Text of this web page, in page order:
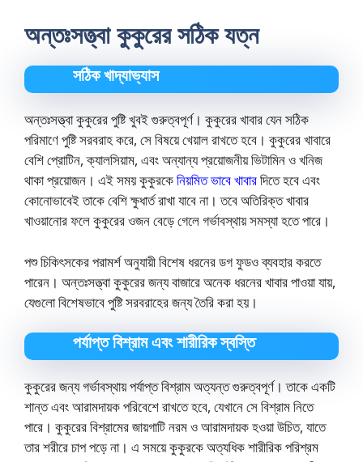
অন্তঃসত্ত্বা কুকুরের সঠিক যত্ন
সঠিক খাদ্যাভ্যাস
অন্তঃসত্ত্বা কুকুরের পুষ্টি খুবই গুরুত্বপূর্ণ। কুকুরের খাবার যেন সঠিক
পরিমাণে পুষ্টি সরবরাহ করে, সে বিষয়ে খেয়াল রাখতে হবে। কুকুরের খাবারে
বেশি প্রোটিন, ক্যালসিয়াম, এবং অন্যান্য প্রয়োজনীয় ভিটামিন ও খনিজ
থাকা প্রয়োজন। এই সময় কুকুরকেনিয়মিত ভাবে খাবারদিতে হবে এবং
কোনোভাবেই তাকে বেশি ক্ষুধার্ত রাখা যাবে না। তবে অতিরিক্ত খাবার
খাওয়ানোর ফলে কুকুরের ওজন বেড়ে গেলে গর্ভাবস্থায় সমস্যা হতে পারে।
পশু চিকিৎসকের পরামর্শ অনুযায়ী বিশেষ ধরনের ডগ ফুডও ব্যবহার করতে
পারেন। অন্তঃসত্ত্বা কুকুরের জন্য বাজারে অনেক ধরনের খাবার পাওয়া যায়,
যেগুলো বিশেষভাবে পুষ্টি সরবরাহের জন্য তৈরি করা হয়।
পর্যাপ্ত বিশ্রাম এবং শারীরিক স্বস্তি
কুকুরের জন্য গর্ভাবস্থায় পর্যাপ্ত বিশ্রাম অত্যন্ত গুরুত্বপূর্ণ। তাকে একটি
শান্ত এবং আরামদায়ক পরিবেশে রাখতে হবে, যেখানে সে বিশ্রাম নিতে
পারে। কুকুরের বিশ্রামের জায়গাটি নরম ও আরামদায়ক হওয়া উচিত, যাতে
তার শরীরে চাপ পড়ে না। এ সময়ে কুকুরকে অত্যধিক শারীরিক পরিশ্রম